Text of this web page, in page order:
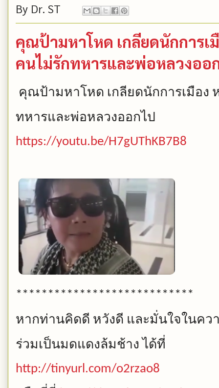
By Dr. ST
คุณป้ามหาโหด เกลียดนักการเ
คนไม่รักทหารและพ่อหลวงออ
คุณป้ามหาโหด เกลียดนักการเมือง
ทหารและพ่อหลวงออกไป
https://youtu.be/H7gUThKB7B8
****************************
หากท่านคิดดี หวังดี และมั่นใจในคว
ร่วมเป็นมดแดงล้มช้าง ได้ที่
http://tinyurl.com/o2rzao8